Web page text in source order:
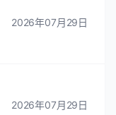
2026年07月29日
2026年07月29日